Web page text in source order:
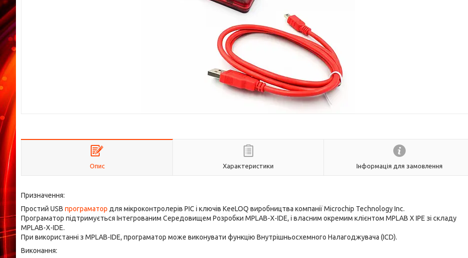
Опис Характеристики Інформація для замовлення
Призначення:
Простий USB програматор для мікроконтролерів PIC і ключів KeeLOQ виробництва компанії Microchip Technology Inc.
Програматор підтримується Інтегрованим Середовищем Розробки MPLAB-X-IDE, і власним окремим клієнтом MPLAB X IPE зі складу
MPLAB-X-IDE.
При використанні з MPLAB-IDE, програматор може виконувати функцію Внутрішньосхемного Налагоджувача (ICD).
Виконання: